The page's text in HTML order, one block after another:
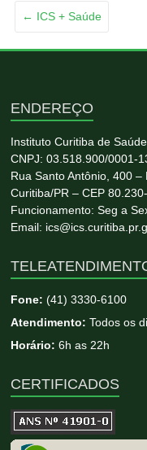
← ICS + Saúde
ENDEREÇO
Instituto Curitiba de
CNPJ: 03.518.900/0001-
Rua Santo Antônio, 400 –
Curitiba/PR – CEP
Funcionamento: Seg a
Email:
Fone:(41) 3330-6100
Atendimento: Todos os
Horário: 6h as 22h
CERTIFICADOS